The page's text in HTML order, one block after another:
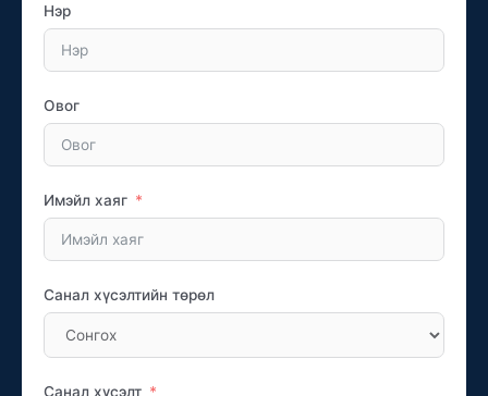
Нэр
Овог
Имэйл хаяг
Санал хүсэлтийн төрөл
Санал хүсэлт